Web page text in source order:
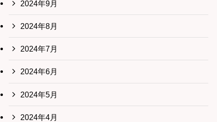
2024年9月
2024年8月
2024年7月
2024年6月
2024年5月
2024年4月